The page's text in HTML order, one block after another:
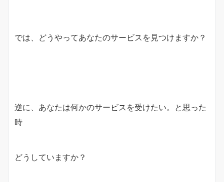
では、どうやってあなたのサービスを見つけますか？
逆に、あなたは何かのサービスを受けたい。と思った
時
どうしていますか？